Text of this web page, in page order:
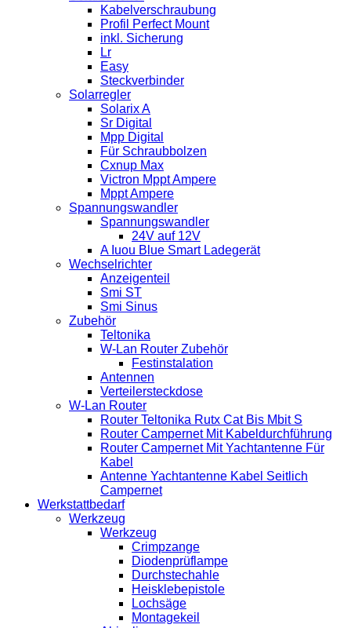
Kabelverschraubung
Profil Perfect Mount
inkl. Sicherung
Lr
Easy
Steckverbinder
Solarregler
Solarix A
Sr Digital
Mpp Digital
Für Schraubbolzen
Cxnup Max
Victron Mppt Ampere
Mppt Ampere
Spannungswandler
Spannungswandler
24V auf 12V
A Iuou Blue Smart Ladegerät
Wechselrichter
Anzeigenteil
Smi ST
Smi Sinus
Zubehör
Teltonika
W-Lan Router Zubehör
Festinstalation
Antennen
Verteilersteckdose
W-Lan Router
Router Teltonika Rutx Cat Bis Mbit S
Router Campernet Mit Kabeldurchführung
Router Campernet Mit Yachtantenne Für
Kabel
Antenne Yachtantenne Kabel Seitlich
Campernet
Werkstattbedarf
Werkzeug
Werkzeug
Crimpzange
Diodenprüflampe
Durchstechahle
Heisklebepistole
Lochsäge
Montagekeil